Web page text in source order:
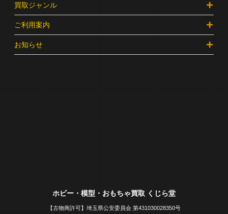
買取ジャンル
ご利用案内
お知らせ
ホビー・模型・おもちゃ買取 くじら堂
【古物商許可】埼玉県公安委員会 第431030028350号